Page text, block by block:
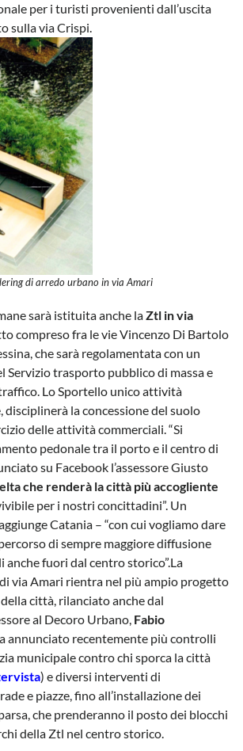
per i turisti provenienti dall’uscita
sulla via Crispi.
di arredo urbano in via Amari
sarà istituita anche laZtl in via
compreso fra le vie Vincenzo Di Bartolo
che sarà regolamentata con un
Servizio trasporto pubblico di massa e
Lo Sportello unico attività
disciplinerà la concessione del suolo
delle attività commerciali. “Si
pedonale tra il porto e il centro di
su Facebook l’assessore Giusto
che renderà la città più accogliente
per i nostri concittadini”. Un
Catania – “con cui vogliamo dare
di sempre maggiore diffusione
anche fuori dal centro storico”.La
via Amari rientra nel più ampio progetto
città, rilanciato anche dal
al Decoro Urbano, Fabio
annunciato recentemente più controlli
municipale contro chi sporca la città
) e diversi interventi di
e piazze, fino all’installazione dei
che prenderanno il posto dei blocchi
della Ztl nel centro storico.